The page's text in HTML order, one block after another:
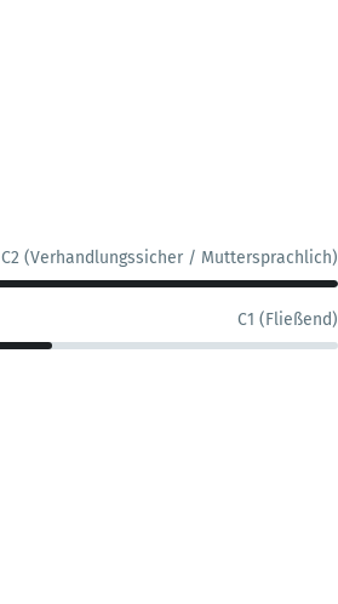
C2 (Verhandlungssicher / Muttersprachlich)
C1 (Fließend)